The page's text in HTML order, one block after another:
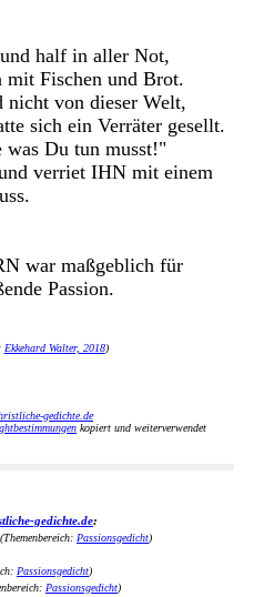
half in aller Not,
mit Fischen und Brot.
nicht von dieser Welt,
sich ein Verräter gesellt.
was Du tun musst!"
verriet IHN mit einem
war maßgeblich für
Passion.
Ekkehard Walter, 2018)
gedichte.de
kopiert und weiterverwendet
gedichte.de:
(Themenbereich: Passionsgedicht)
Passionsgedicht)
Passionsgedicht)